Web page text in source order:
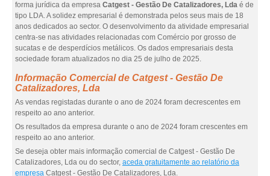
forma jurídica da empresa Catgest - Gestão De Catalizadores, Lda é de
tipo LDA. A solidez empresarial é demonstrada pelos seus mais de 18
anos dedicados ao sector. O desenvolvimento da atividade empresarial
centra-se nas atividades relacionadas com Comércio por grosso de
sucatas e de desperdícios metálicos. Os dados empresariais desta
sociedade foram atualizados no dia 25 de julho de 2025.
Informação Comercial de Catgest - Gestão De
Catalizadores, Lda
As vendas registadas durante o ano de 2024 foram decrescentes em
respeito ao ano anterior.
Os resultados da empresa durante o ano de 2024 foram crescentes em
respeito ao ano anterior.
Se deseja obter mais informação comercial de Catgest - Gestão De
Catalizadores, Lda ou do sector, aceda gratuitamente ao relatório da
empresa Catgest - Gestão De Catalizadores, Lda.